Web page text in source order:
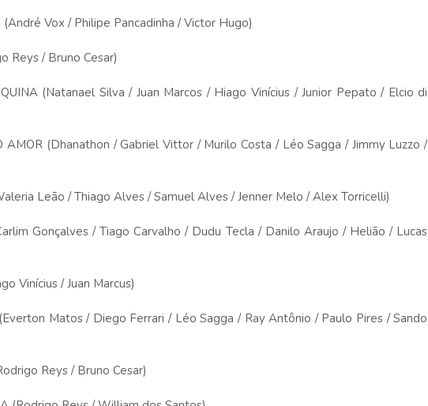
Vox / Philipe Pancadinha / Victor Hugo)
Reys / Bruno Cesar)
(Natanael Silva / Juan Marcos / Hiago Vinícius / Junior Pepato / Elcio di
AMOR (Dhanathon / Gabriel Vittor / Murilo Costa / Léo Sagga / Jimmy Luzzo /
Leão / Thiago Alves / Samuel Alves / Jenner Melo / Alex Torricelli)
Gonçalves / Tiago Carvalho / Dudu Tecla / Danilo Araujo / Helião / Lucas
Vinícius / Juan Marcus)
Matos / Diego Ferrari / Léo Sagga / Ray Antônio / Paulo Pires / Sando
Reys / Bruno Cesar)